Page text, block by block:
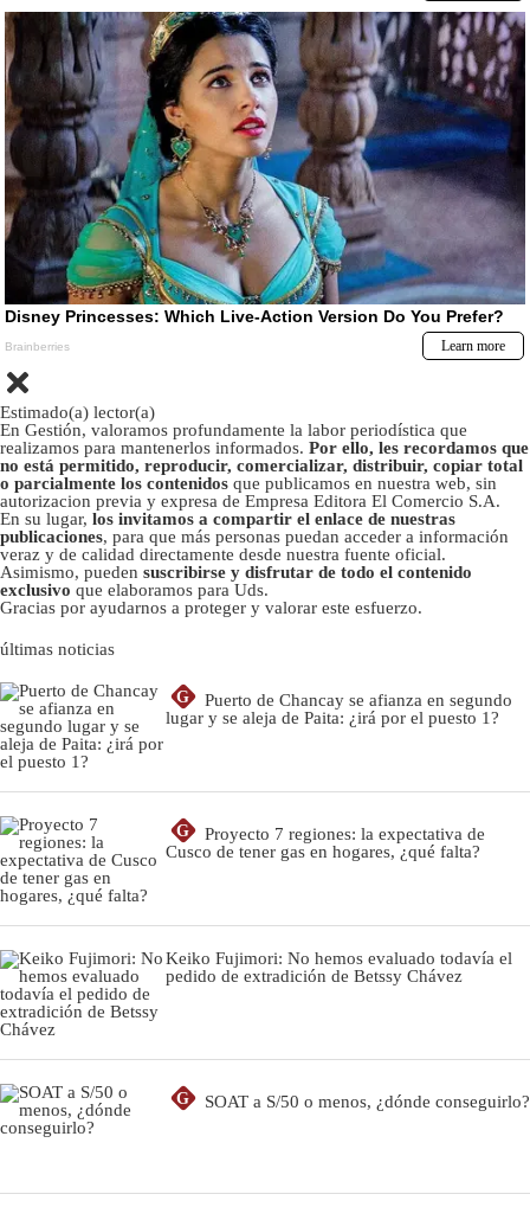
Estimado(a) lector(a)
En Gestión, valoramos profundamente la labor periodística que
realizamos para mantenerlos informados. Por ello, les recordamos que
no está permitido, reproducir, comercializar, distribuir, copiar total
o parcialmente los contenidos que publicamos en nuestra web, sin
autorizacion previa y expresa de Empresa Editora El Comercio S.A.
En su lugar, los invitamos a compartir el enlace de nuestras
publicaciones, para que más personas puedan acceder a información
veraz y de calidad directamente desde nuestra fuente oficial.
Asimismo, pueden suscribirse y disfrutar de todo el contenido
exclusivo que elaboramos para Uds.
Gracias por ayudarnos a proteger y valorar este esfuerzo.
últimas noticias
G
Puerto de Chancay se afianza en segundo
lugar y se aleja de Paita: ¿irá por el puesto 1?
G
Proyecto 7 regiones: la expectativa de
Cusco de tener gas en hogares, ¿qué falta?
Keiko Fujimori: No hemos evaluado todavía el
pedido de extradición de Betssy Chávez
G SOAT a S/50 o menos, ¿dónde conseguirlo?